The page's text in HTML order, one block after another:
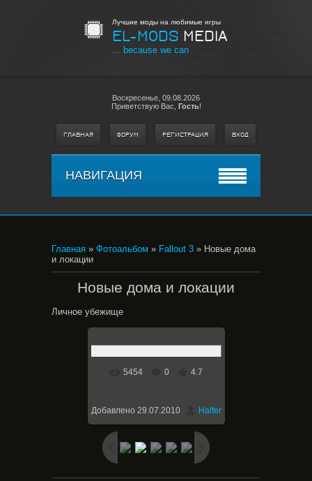
Лучшие моды на любимые игры
EL-MODS MEDIA
... because we can
Воскресенье, 09.08.2026
Приветствую Вас Гость!
ГЛАВНАЯ ФОРУМ РЕГИСТРАЦИЯ ВХОД
НАВИГАЦИЯ
Главная » Фотоальбом » Fallout 3 » Новые дома
и локации
Новые дома и локации
Личное убежище
В реальном размере
800x600/ 51.7Kb
5454 0 4.7
Добавлено 29.07.2010 Halfer